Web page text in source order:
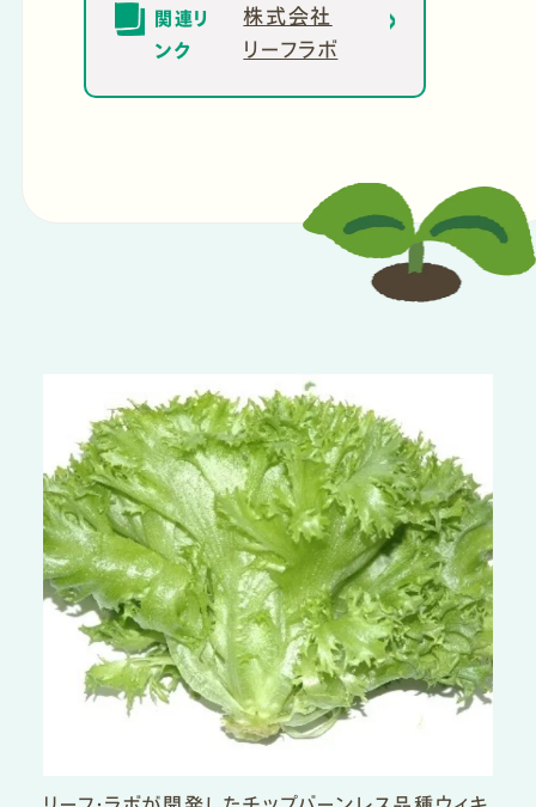
関連リ
ンク
株式会社
リーフラボ